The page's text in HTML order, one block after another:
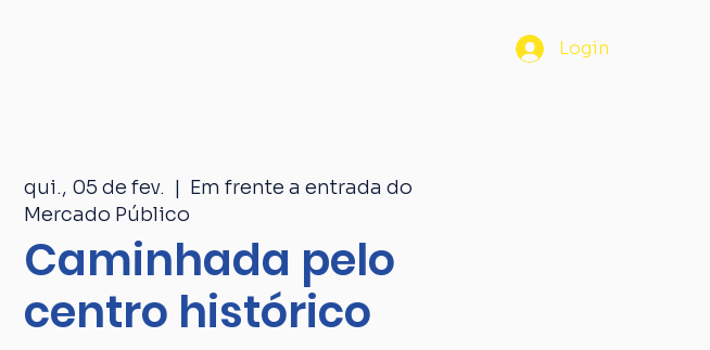
Login
qui., 05 de fev.
  |
Em frente a entrada do
Mercado Público
Caminhada pelo
centro histórico